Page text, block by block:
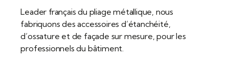
Leader français du pliage métallique, nous
fabriquons des accessoires d’étanchéité,
d’ossature et de façade sur mesure, pour les
professionnels du bâtiment.